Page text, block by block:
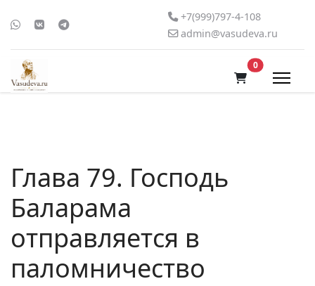
+7(999)797-4-108
admin@vasudeva.ru
0В корзину
Глава 79. Господь
Баларама
отправляется в
паломничество